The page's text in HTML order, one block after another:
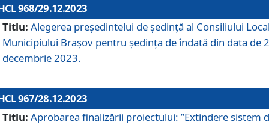
968/29.12.2023
Titlu: Alegerea preşedintelui de şedinţă al Consiliului
Municipiului Braşov pentru ședința de îndată din data de
decembrie 2023.
967/28.12.2023
Titlu: Aprobarea finalizării proiectului: ”Extindere sistem